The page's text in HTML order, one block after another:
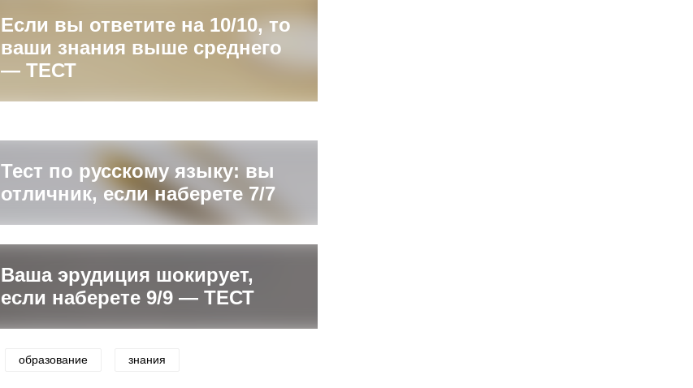
Если вы ответите на 10/10, то
ваши знания выше среднего
— ТЕСТ
Тест по русскому языку: вы
отличник, если наберете 7/7
Ваша эрудиция шокирует,
если наберете 9/9 — ТЕСТ
образование знания